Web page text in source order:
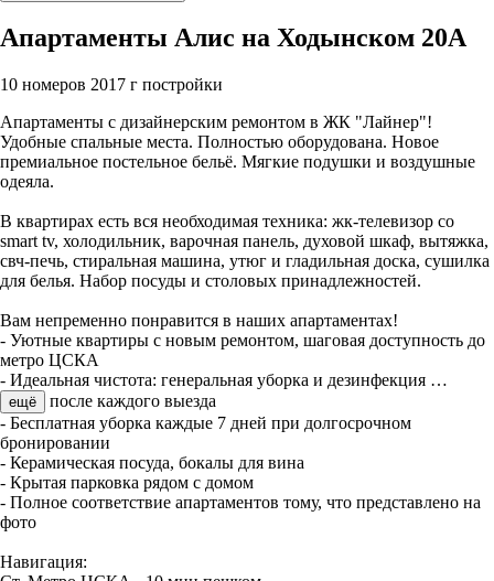
Апартаменты Алис на Ходынском 20А
10 номеров 2017 г постройки
Апартаменты с дизайнерским ремонтом в ЖК "Лайнер"!
Удобные спальные места. Полностью оборудована. Новое
премиальное постельное бельё. Мягкие подушки и воздушные
одеяла.
В квартирах есть вся необходимая техника: жк-телевизор со
smart tv, холодильник, варочная панель, духовой шкаф, вытяжка,
свч-печь, стиральная машина, утюг и гладильная доска, сушилка
для белья. Набор посуды и столовых принадлежностей.
Вам непременно понравится в наших апартаментах!
- Уютные квартиры с новым ремонтом, шаговая доступность до
метро ЦСКА
- Идеальная чистота: генеральная уборка и дезинфекция …
ещё
после каждого выезда
- Бесплатная уборка каждые 7 дней при долгосрочном
бронировании
- Керамическая посуда, бокалы для вина
- Крытая парковка рядом с домом
- Полное соответствие апартаментов тому, что представлено на
фото
Навигация: